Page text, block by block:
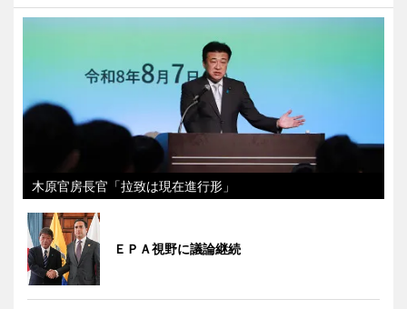
木原官房長官「拉致は現在進行形」
ＥＰＡ視野に議論継続